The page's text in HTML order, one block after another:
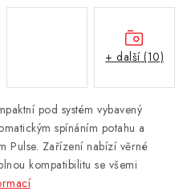
pod systém vybavený
spínáním potahu a
Pulse. Zařízení nabízí věrné
kompatibilitu se všemi
+ další (10)